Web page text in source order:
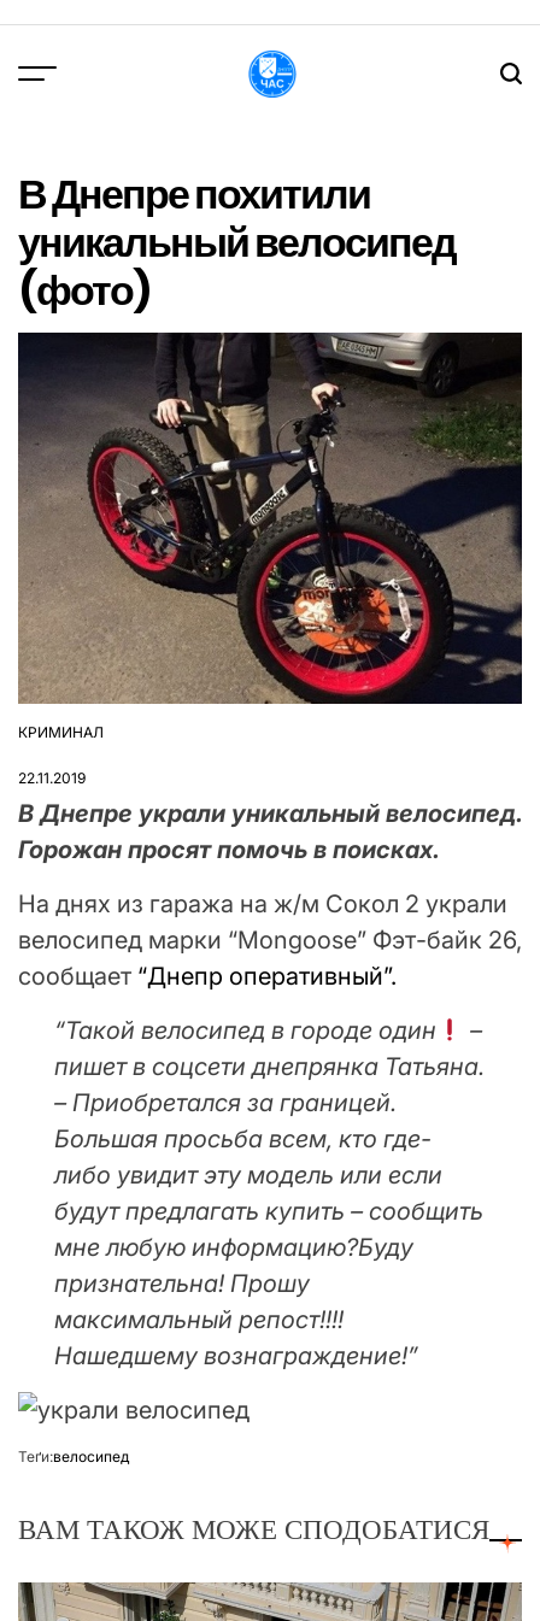
вмісту
В Днепре похитили
уникальный велосипед
(фото)
ОПУБЛІКУВАТИ
КРИМИНАЛ
22.11.2019
В Днепре украли уникальный велосипед.
Горожан просят помочь в поисках.
На днях из гаража на ж/м Сокол 2 украли
велосипед марки “Mongoose” Фэт-байк 26,
сообщает “Днепр оперативный”.
“Такой велосипед в городе один
–
пишет в соцсети днепрянка Татьяна.
– Приобретался за границей.
Большая просьба всем, кто где-
либо увидит эту модель или если
будут предлагать купить – сообщить
мне любую информацию?Буду
признательна! Прошу
максимальный репост!!!!
Нашедшему вознаграждение!”
Теґи:велосипед
ВАМ ТАКОЖ МОЖЕ СПОДОБАТИСЯ